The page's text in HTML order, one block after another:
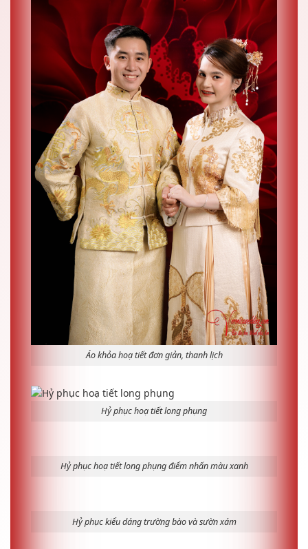
Áo khỏa hoạ tiết đơn giản, thanh lịch
Hỷ phục hoạ tiết long phụng
Hỷ phục hoạ tiết long phụng điểm nhấn màu xanh
Hỷ phục kiểu dáng trường bào và sườn xám